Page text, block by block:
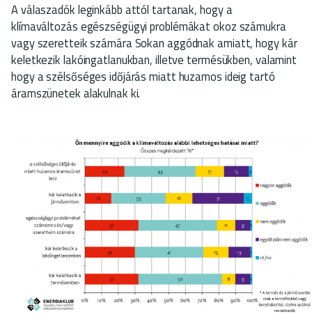
A válaszadók leginkább attól tartanak, hogy a
klímaváltozás egészségügyi problémákat okoz számukra
vagy szeretteik számára Sokan aggódnak amiatt, hogy kár
keletkezik lakóingatlanukban, illetve termésükben, valamint
hogy a szélsőséges időjárás miatt huzamos ideig tartó
áramszünetek alakulnak ki.